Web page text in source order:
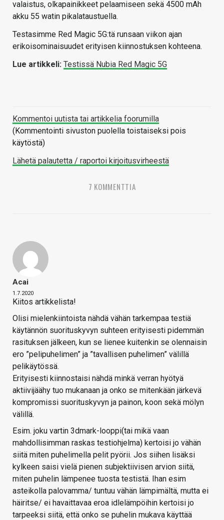
valaistus, olkapainikkeet pelaamiseen sekä 4500 mAh
akku 55 watin pikalataustuella.
Testasimme Red Magic 5G:tä runsaan viikon ajan
erikoisominaisuudet erityisen kiinnostuksen kohteena.
Lue artikkeli: Testissä Nubia Red Magic 5G
Kommentoi uutista tai artikkelia foorumilla
(Kommentointi sivuston puolella toistaiseksi pois
käytöstä)
Lähetä palautetta / raportoi kirjoitusvirheestä
7 KOMMENTTIA
Acai
1.7.2020
Kiitos artikkelista!
Olisi mielenkiintoista nähdä vähän tarkempaa testiä
käytännön suorituskyvyn suhteen erityisesti pidemmän
rasituksen jälkeen, kun se lienee kuitenkin se olennaisin
ero ”pelipuhelimen” ja ”tavallisen puhelimen” välillä
pelikäytössä.
Erityisesti kiinnostaisi nähdä minkä verran hyötyä
aktiivijäähy tuo mukanaan ja onko se mitenkään järkevä
kompromissi suorituskyvyn ja painon, koon sekä mölyn
välillä.
Esim. joku vartin 3dmark-looppi(tai mikä vaan
mahdollisimman raskas testiohjelma) kertoisi jo vähän
siitä miten puhelimella pelit pyörii. Jos siihen lisäksi
kylkeen saisi vielä pienen subjektiivisen arvion siitä,
miten puhelin lämpenee tuosta testistä. Ihan esim
asteikolla palovamma/ tuntuu vähän lämpimältä, mutta ei
häiritse/ ei havaittavaa eroa idlelämpöihin kertoisi jo
tarpeeksi siitä, että onko se puhelin mukava käyttää